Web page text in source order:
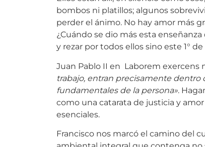
bombos ni platillos; algunos
perder el ánimo. No hay amor más
¿Cuándo se dio más esta
y rezar por todos ellos sino este 1° de
Juan Pablo II en Laborem exercens
trabajo, entran precisamente dentro
fundamentales de la persona»
.
como una catarata de justicia y
esenciales.
Francisco nos marcó el camino del
ambiental integral que contenga no